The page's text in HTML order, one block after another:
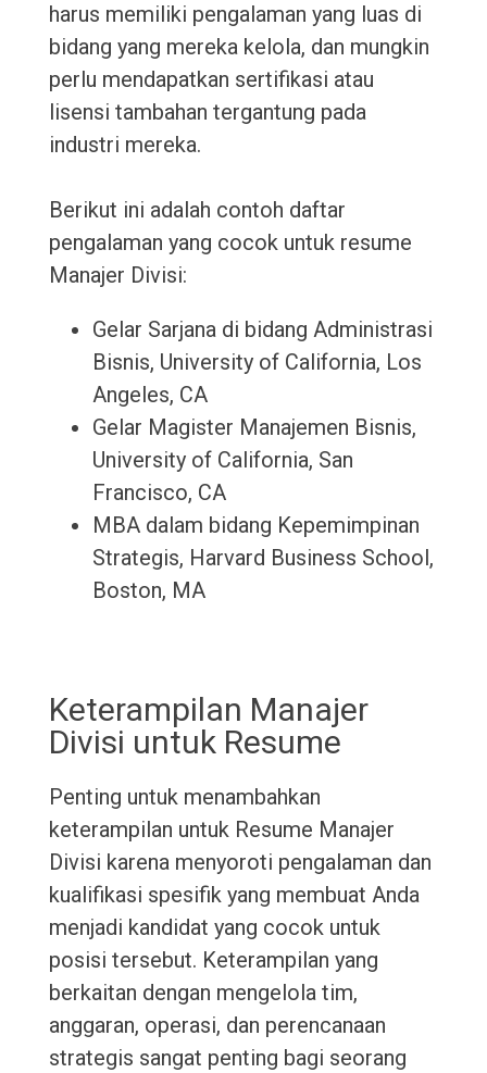
harus memiliki pengalaman yang luas di
bidang yang mereka kelola, dan mungkin
perlu mendapatkan sertifikasi atau
lisensi tambahan tergantung pada
industri mereka.
Berikut ini adalah contoh daftar
pengalaman yang cocok untuk resume
Manajer Divisi:
Gelar Sarjana di bidang Administrasi
Bisnis, University of California, Los
Angeles, CA
Gelar Magister Manajemen Bisnis,
University of California, San
Francisco, CA
MBA dalam bidang Kepemimpinan
Strategis, Harvard Business School,
Boston, MA
Keterampilan Manajer
Divisi untuk Resume
Penting untuk menambahkan
keterampilan untuk Resume Manajer
Divisi karena menyoroti pengalaman dan
kualifikasi spesifik yang membuat Anda
menjadi kandidat yang cocok untuk
posisi tersebut. Keterampilan yang
berkaitan dengan mengelola tim,
anggaran, operasi, dan perencanaan
strategis sangat penting bagi seorang